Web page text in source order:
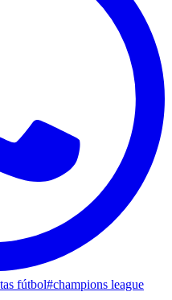
fútbol#champions league